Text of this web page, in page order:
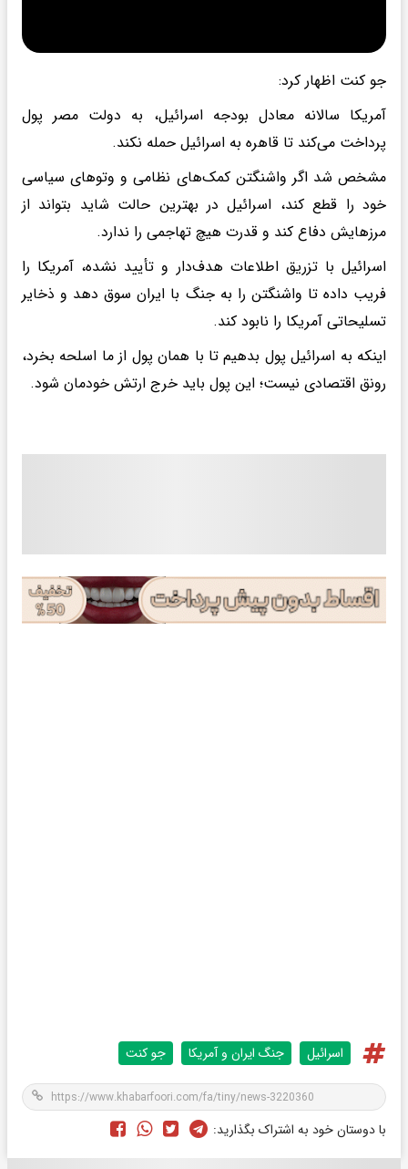
جو کنت اظهار کرد:
آمریکا سالانه معادل بودجه اسرائیل، به دولت مصر پول
پرداخت می‌کند تا قاهره به اسرائیل حمله نکند.
مشخص شد اگر واشنگتن کمک‌های نظامی و وتوهای سیاسی
خود را قطع کند، اسرائیل در بهترین حالت شاید بتواند از
مرزهایش دفاع کند و قدرت هیچ تهاجمی را ندارد.
اسرائیل با تزریق اطلاعات هدف‌دار و تأیید نشده، آمریکا را
فریب داده تا واشنگتن را به جنگ با ایران سوق دهد و ذخایر
تسلیحاتی آمریکا را نابود کند.
اینکه به اسرائیل پول بدهیم تا با همان پول از ما اسلحه بخرد،
رونق اقتصادی نیست؛ این پول باید خرج ارتش خودمان شود.
اسرائیل جنگ ایران و آمریکا جو کنت
با دوستان خود به اشتراک بگذارید: